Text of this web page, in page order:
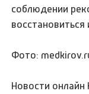
соблюдении
Фото:
Новости